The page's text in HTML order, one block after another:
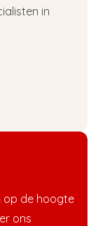
op de hoogte
ons
in